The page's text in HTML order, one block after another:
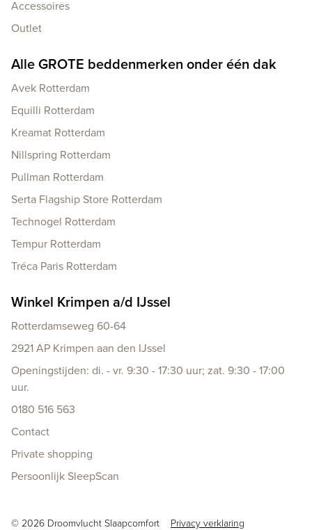
Accessoires
Outlet
Alle GROTE beddenmerken onder één dak
Avek Rotterdam
Equilli Rotterdam
Kreamat Rotterdam
Nillspring Rotterdam
Pullman Rotterdam
Serta Flagship Store Rotterdam
Technogel Rotterdam
Tempur Rotterdam
Tréca Paris Rotterdam
Winkel Krimpen a/d IJssel
Rotterdamseweg 60-64
2921 AP Krimpen aan den IJssel
Openingstijden: di. - vr. 9:30 - 17:30 uur; zat. 9:30 - 17:00
uur.
0180 516 563
Contact
Private shopping
Persoonlijk SleepScan
© 2026 Droomvlucht Slaapcomfort Privacy verklaring